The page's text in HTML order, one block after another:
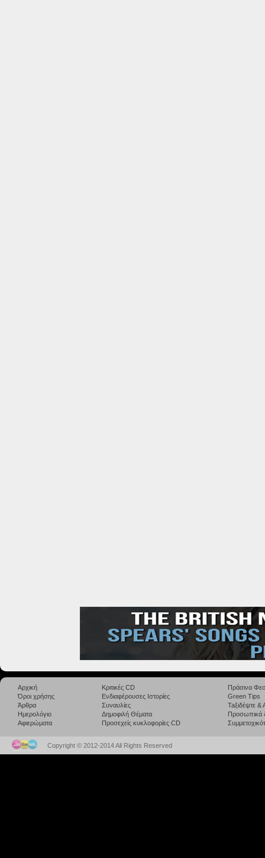
Αρχική
Όροι χρήσης
Άρθρα
Ημερολόγιο
Αφιερώματα
Κριτικές CD
Ενδιαφέρουσες Ιστορίες
Συναυλίες
Δημοφιλή Θέματα
Προσεχείς κυκλοφορίες CD
Πράσινα
Green Tips
Taξιδέψτε
Προσωπικά
Copyright © 2012-2014 All Rights Reserved